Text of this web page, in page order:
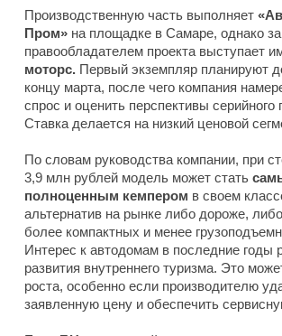
Производственную часть выполняет
Пром» на площадке в Самаре, однако
правообладателем проекта выступает
моторс. Первый экземпляр планируют
концу марта, после чего компания
спрос и оценить перспективы серийного
Ставка делается на низкий ценовой
По словам руководства компании, при
3,9 млн рублей модель может стать
полноценным кемпером в своем
альтернатив на рынке либо дороже,
более компактных и менее
Интерес к автодомам в последние годы
развития внутреннего туризма. Это
роста, особенно если производителю
заявленную цену и обеспечить